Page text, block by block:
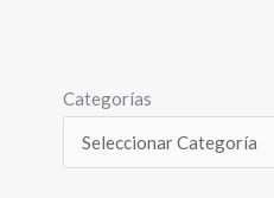
Categorías